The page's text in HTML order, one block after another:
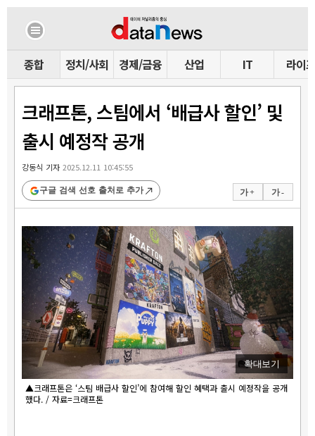
종합 정치/사회 경제/금융 산업 IT 라이프
크래프톤, 스팀에서 ‘배급사 할인’ 및
출시 예정작 공개
강동식 기자2025.12.11 10:45:55
가 + 가 -
구글 검색 선호 출처로 추가
확대보기
▲크래프톤은 ‘스팀 배급사 할인’에 참여해 할인 혜택과 출시 예정작을 공개
했다. / 자료=크래프톤